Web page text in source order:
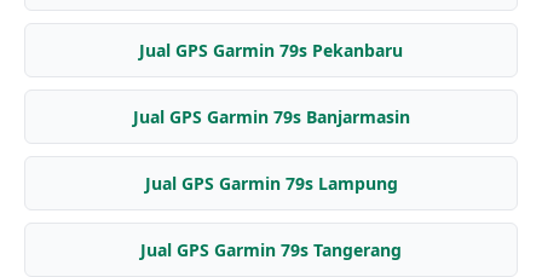
Jual GPS Garmin 79s Pekanbaru
Jual GPS Garmin 79s Banjarmasin
Jual GPS Garmin 79s Lampung
Jual GPS Garmin 79s Tangerang